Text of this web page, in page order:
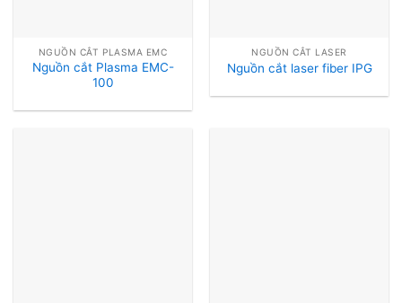
NGUỒN CẮT PLASMA EMC
Nguồn cắt Plasma EMC-
100
NGUỒN CẮT LASER
Nguồn cắt laser fiber IPG